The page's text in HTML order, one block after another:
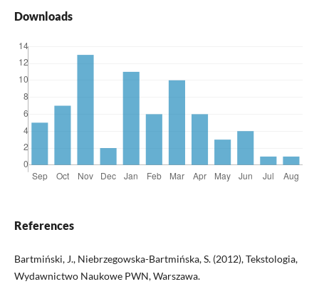
Downloads
References
Bartmiński, J., Niebrzegowska-Bartmińska, S. (2012), Tekstologia,
Wydawnictwo Naukowe PWN, Warszawa.